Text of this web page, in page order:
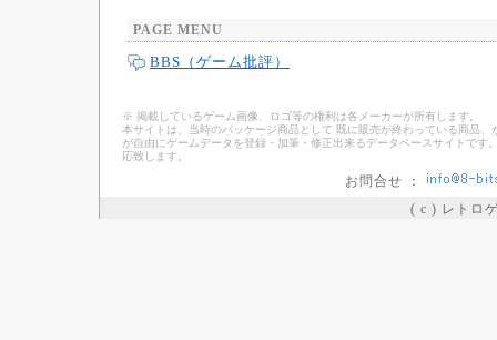
PAGE MENU
BBS（ゲーム批評）
※ 掲載しているゲーム画像、ロゴ等の権利は各メーカーが所有します。
本サイトは、当時のパッケージ商品として 既に販売が終わっている商品
が自由にゲームデータを登録・加筆・修正出来るデータベースサイトで
応致します。
お問合せ ：
( c ) レトロ